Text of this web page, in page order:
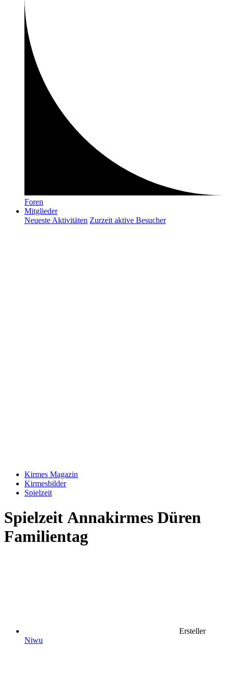
Foren
Mitglieder
Neueste Aktivitäten Zurzeit aktive Besucher
Kirmes Magazin
Kirmesbilder
Spielzeit
Spielzeit Annakirmes Düren
Familientag
Ersteller
Niwu